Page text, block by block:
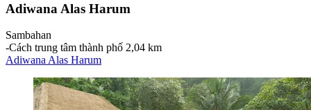
Adiwana Alas Harum
Sambahan
‐Cách trung tâm thành phố 2,04 km
Adiwana Alas Harum